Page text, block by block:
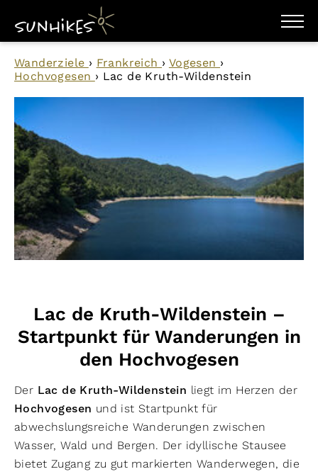
WANDERZIELE
WANDERUNGEN
ENTDECKEN
MAGAZIN
TRAILBOX
PLANER
Wanderziele › Frankreich › Vogesen ›
Hochvogesen › Lac de Kruth-Wildenstein
Lac de Kruth-Wildenstein –
Startpunkt für Wanderungen in
den Hochvogesen
Der Lac de Kruth-Wildenstein liegt im Herzen der
Hochvogesen und ist Startpunkt für
abwechslungsreiche Wanderungen zwischen
Wasser, Wald und Bergen. Der idyllische Stausee
bietet Zugang zu gut markierten Wanderwegen, die